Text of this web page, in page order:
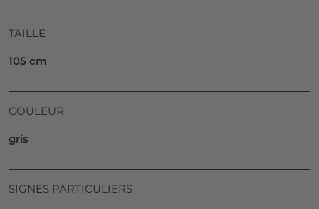
TAILLE
105 cm
COULEUR
gris
SIGNES PARTICULIERS